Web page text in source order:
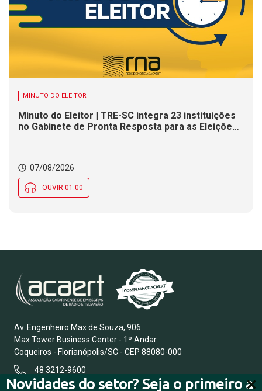
Novidades do setor? Seja o primeiro a
MINUTO DO ELEITOR
Minuto do Eleitor | TRE-SC integra 23 instituições
no Gabinete de Pronta Resposta para as Eleições
07/08/2026
OUVIR 01:00
Av. Engenheiro Max de Souza, 906
Max Tower Business Center - 1º Andar
Coqueiros - Florianópolis/SC - CEP 88080-000
48 3212-9600